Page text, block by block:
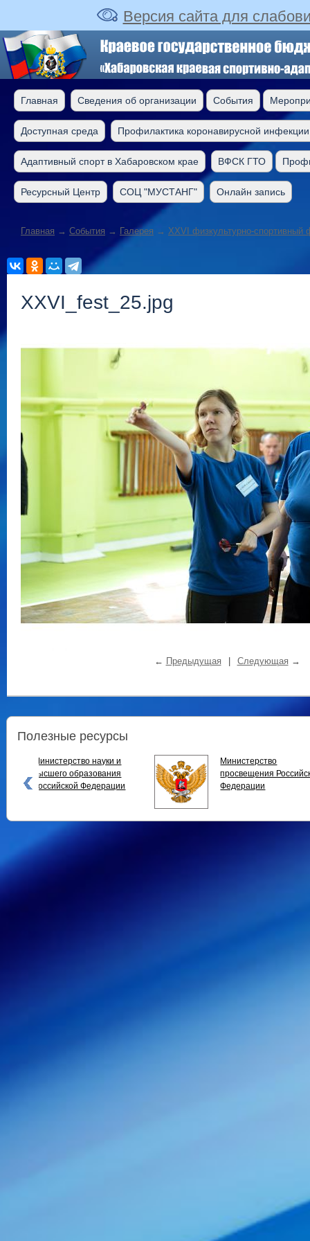
Версия сайта для
Главная Сведения об организации События
Доступная среда Профилактика коронавирусной инфекции
Адаптивный спорт в Хабаровском крае ВФСК ГТО
Ресурсный Центр СОЦ "МУСТАНГ" Онлайн запись
Главная → События → Галерея → XXVI физкультурно-спортивный
XXVI_fest_25.jpg
← Предыдущая Следующая →
Полезные ресурсы
Общероссийская
спортивная федерация
спорта глухих
Российской